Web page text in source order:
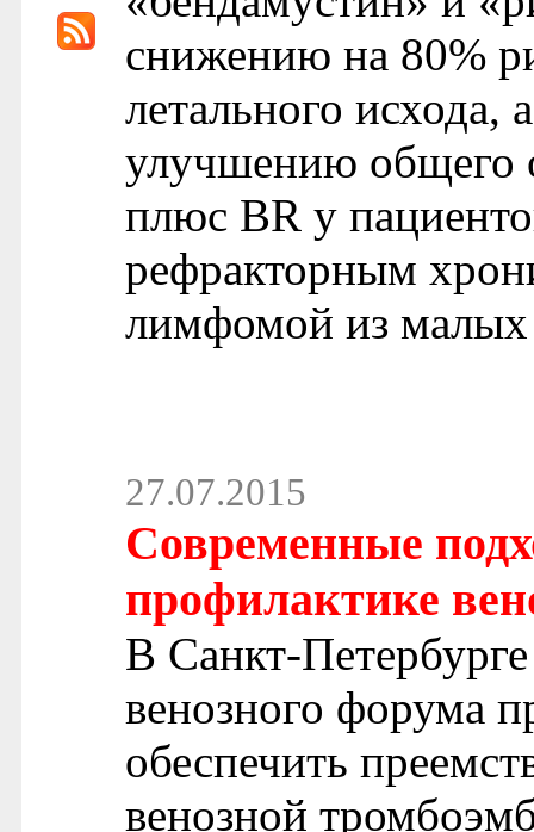
снижению на 80%
летального исхода,
улучшению общего
плюс BR у
рефракторным
лимфомой из
27.07.2015
Современные
профилактике
В Санкт-
венозного форума
обеспечить
венозной